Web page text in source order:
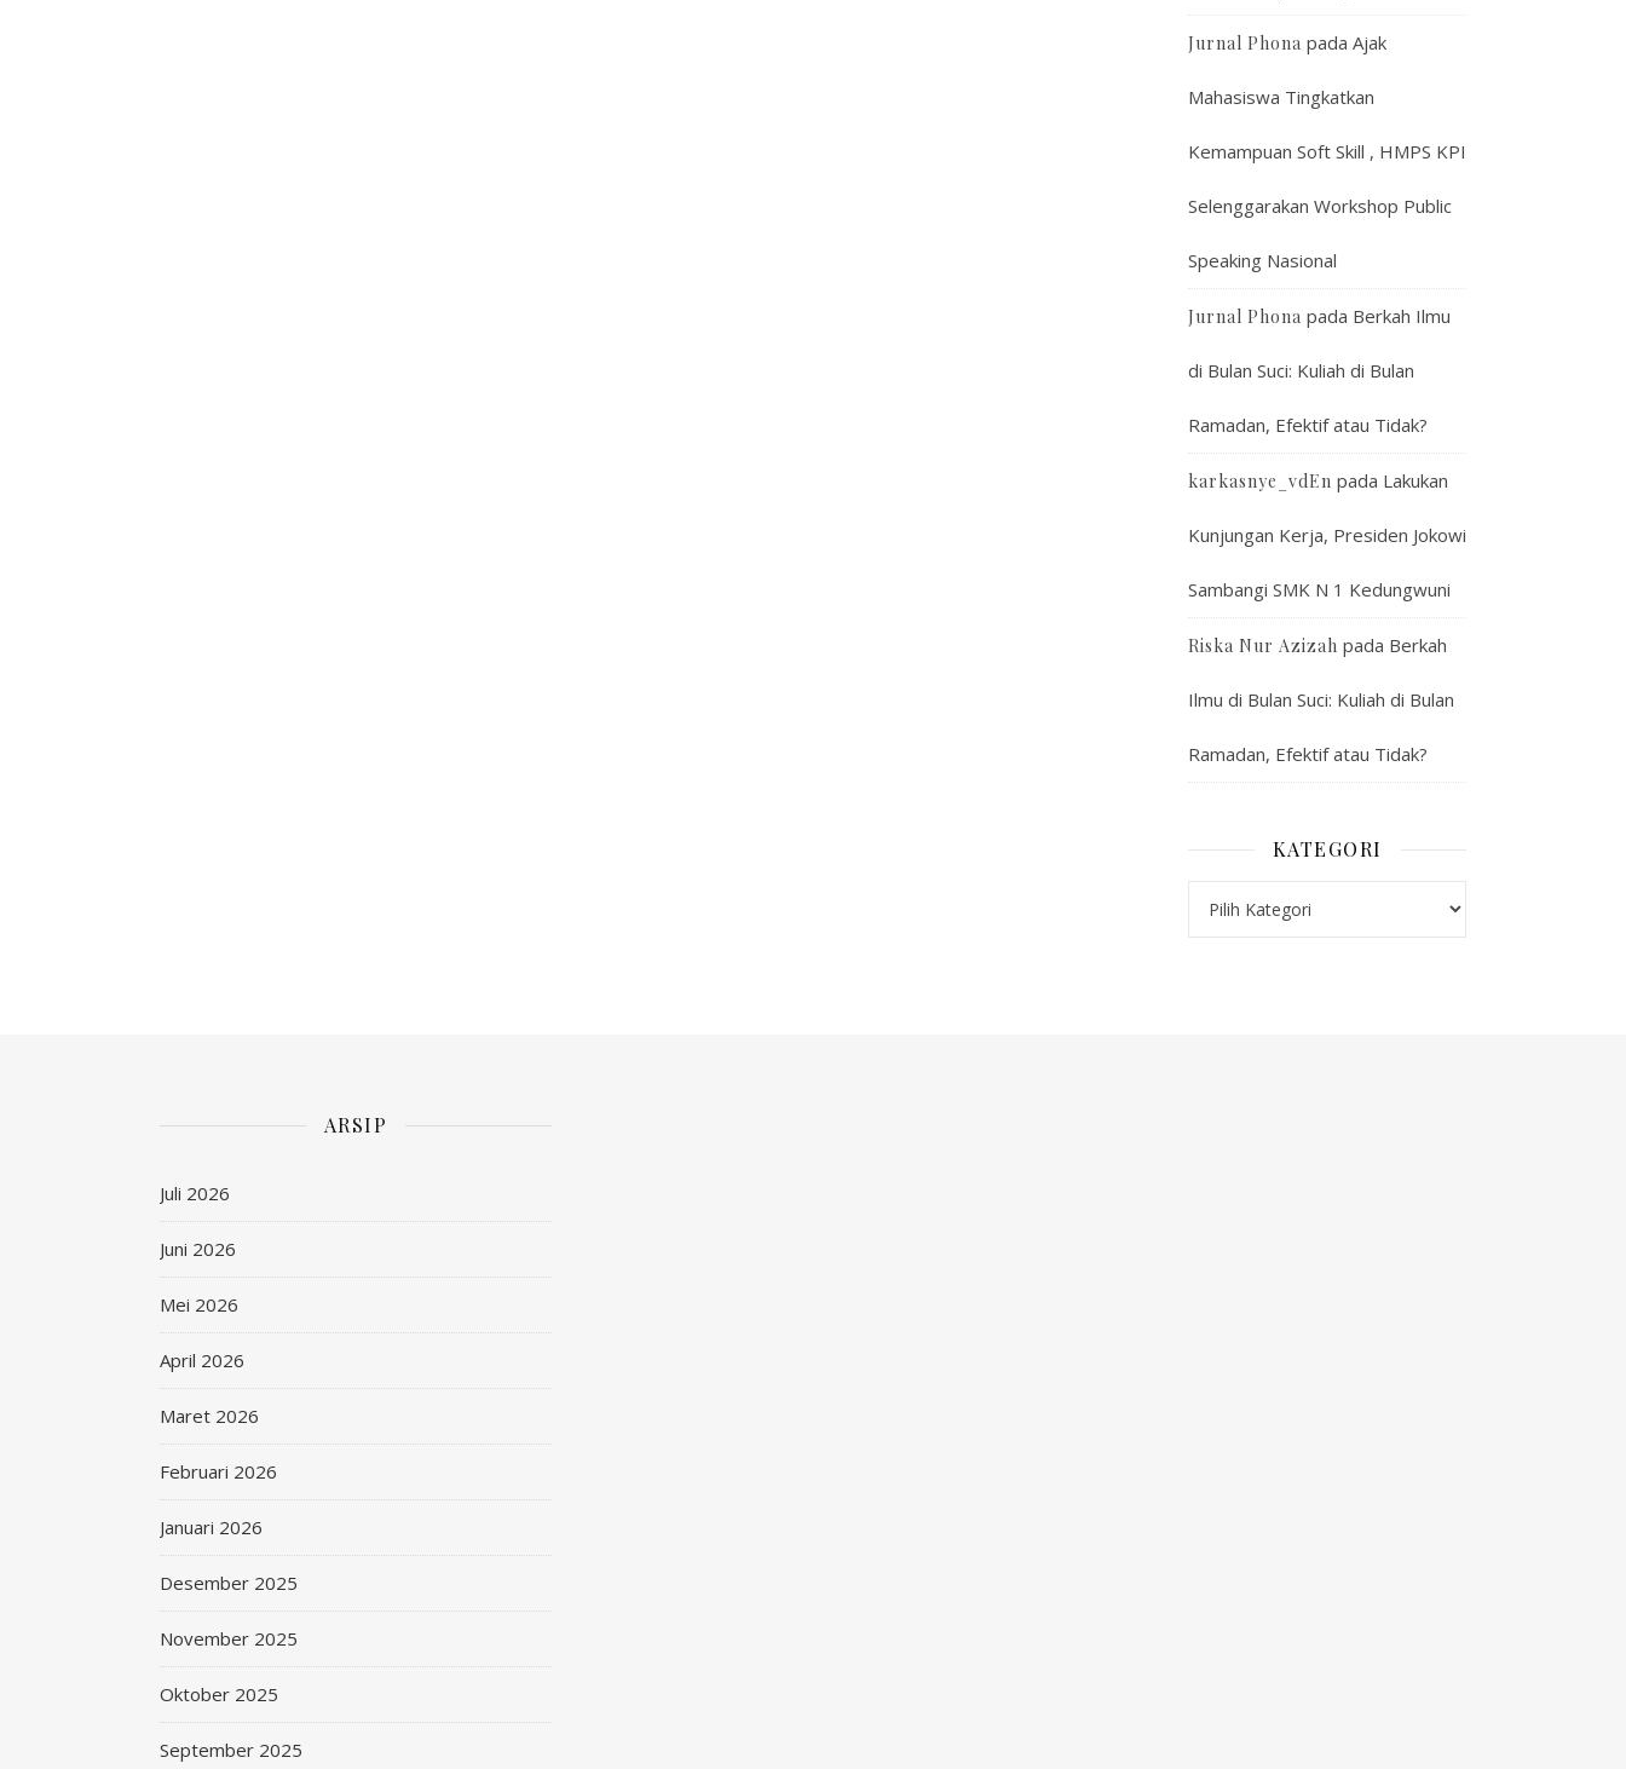
Jurnal Phona pada Ajak
Mahasiswa Tingkatkan
Kemampuan Soft Skill , HMPS KPI
Selenggarakan Workshop Public
Speaking Nasional
Jurnal Phona pada Berkah Ilmu
di Bulan Suci: Kuliah di Bulan
Ramadan, Efektif atau Tidak?
karkasnye_vdEn pada Lakukan
Kunjungan Kerja, Presiden Jokowi
Sambangi SMK N 1 Kedungwuni
Riska Nur Azizah pada Berkah
Ilmu di Bulan Suci: Kuliah di Bulan
Ramadan, Efektif atau Tidak?
KATEGORI
ARSIP
Juli 2026
Juni 2026
Mei 2026
April 2026
Maret 2026
Februari 2026
Januari 2026
Desember 2025
November 2025
Oktober 2025
September 2025